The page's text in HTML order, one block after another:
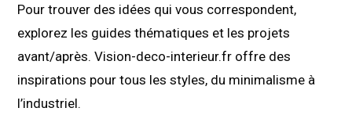
Pour trouver des idées qui vous correspondent,
explorez les guides thématiques et les projets
avant/après. Vision-deco-interieur.fr offre des
inspirations pour tous les styles, du minimalisme à
l’industriel.